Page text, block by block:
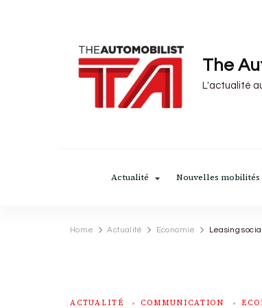
The
L'actualité
Actualité Nouvelles mobilités
Home Actualité Economie Leasing
ACTUALITÉ COMMUNICATION